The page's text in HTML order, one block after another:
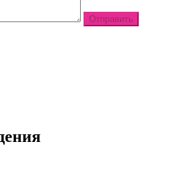
Отправить